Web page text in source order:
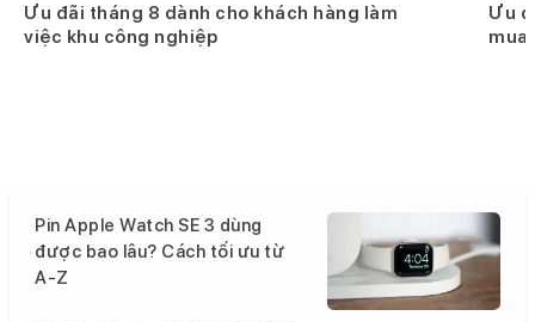
Ưu đãi tháng 8 dành cho khách hàng làm
việc khu công nghiệp
Ưu
mua
Pin Apple Watch SE 3 dùng
được bao lâu? Cách tối ưu từ
A-Z